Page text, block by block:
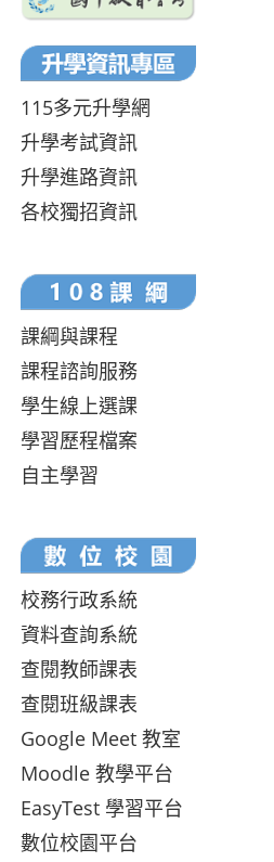
115多元升學網
升學考試資訊
升學進路資訊
各校獨招資訊
課綱與課程
課程諮詢服務
學生線上選課
學習歷程檔案
自主學習
校務行政系統
資料查詢系統
查閱教師課表
查閱班級課表
Google Meet 教室
Moodle 教學平台
EasyTest 學習平台
數位校園平台